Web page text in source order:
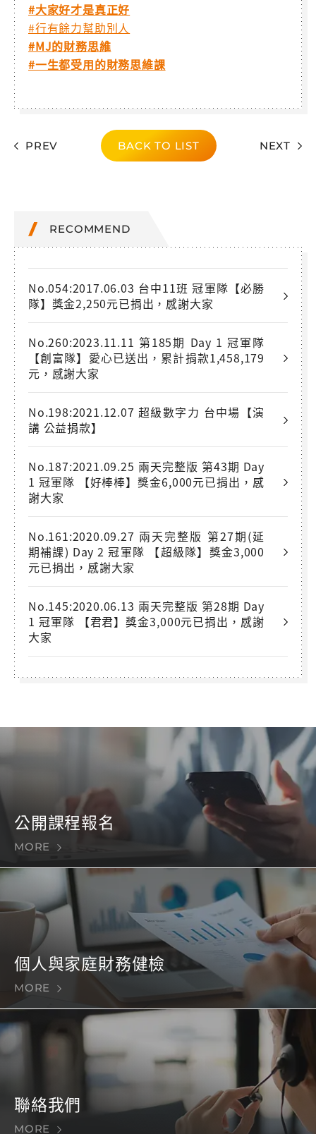
#大家好才是真正好
#行有餘力幫助別人
#MJ的財務思維
#一生都受用的財務思維課
PREV BACK TO LIST NEXT
RECOMMEND
No.054:2017.06.03 台中11班 冠軍隊【必勝
隊】獎金2,250元已捐出，感謝大家
No.260:2023.11.11 第185期 Day 1 冠軍隊
【創富隊】愛心已送出，累計捐款1,458,179
元，感謝大家
No.198:2021.12.07 超級數字力 台中場【演
講 公益捐款】
No.187:2021.09.25 兩天完整版 第43期 Day
1 冠軍隊 【好棒棒】獎金6,000元已捐出，感
謝大家
No.161:2020.09.27 兩天完整版 第27期(延
期補課) Day 2 冠軍隊 【超級隊】獎金3,000
元已捐出，感謝大家
No.145:2020.06.13 兩天完整版 第28期 Day
1 冠軍隊 【君君】獎金3,000元已捐出，感謝
大家
公開課程報名
MORE
個人與家庭財務健檢
MORE
聯絡我們
MORE